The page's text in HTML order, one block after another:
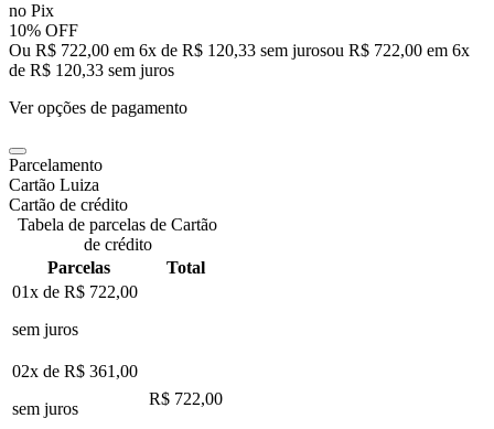
no Pix
10% OFF
Ou R$ 722,00 em 6x de R$ 120,33 sem jurosou R$ 722,00 em 6x
de R$ 120,33 sem juros
Ver opções de pagamento
Parcelamento
Cartão Luiza
Cartão de crédito
Tabela de parcelas de Cartão
de crédito
Parcelas
Total
01x de R$ 722,00
sem juros
02x de R$ 361,00
sem juros
R$ 722,00